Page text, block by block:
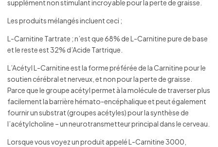
supplément non stimulant incroyable pour la perte de graisse.
Les produits mélangés incluent ceci ;
L-Carnitine Tartrate ; n’est que 68% de L-Carnitine pure de base
et le reste est 32% d’Acide Tartrique.
L’Acétyl L-Carnitine est la forme préférée de la Carnitine pour le
soutien cérébral et nerveux, et non pour la perte de graisse.
Parce que le groupe acétyl permet à la molécule de traverser plus
facilement la barrière hémato-encéphalique et peut également
fournir un substrat (groupes acétyles) pour la synthèse de
l’acétylcholine – un neurotransmetteur principal dans le cerveau.
Lorsque vous voyez un produit appelé L-Carnitine 3000,